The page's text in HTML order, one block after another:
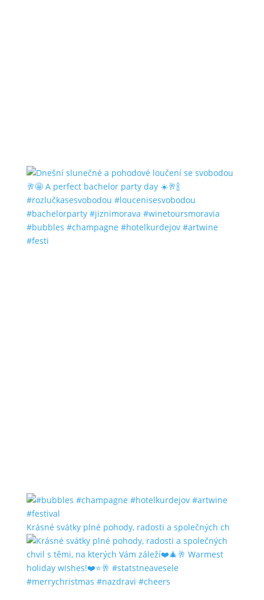
#bubbles #champagne #hotelkurdejov #artwine
#festi
Krásné svátky plné pohody, radosti a společných ch